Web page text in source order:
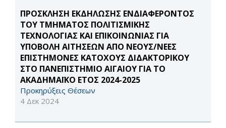
ΠΡΟΣΚΛΗΣΗ ΕΚΔΗΛΩΣΗΣ ΕΝΔΙΑΦΕΡΟΝΤΟΣ
ΤΟΥ ΤΜΗΜΑΤΟΣ ΠΟΛΙΤΙΣΜΙΚΗΣ
ΤΕΧΝΟΛΟΓΙΑΣ ΚΑΙ ΕΠΙΚΟΙΝΩΝΙΑΣ ΓΙΑ
ΥΠΟΒΟΛΗ ΑΙΤΗΣΕΩΝ ΑΠΟ ΝΕΟΥΣ/ΝΕΕΣ
ΕΠΙΣΤΗΜΟΝΕΣ ΚΑΤΟΧΟΥΣ ΔΙΔΑΚΤΟΡΙΚΟΥ
ΣΤΟ ΠΑΝΕΠΙΣΤΗΜΙΟ ΑΙΓΑΙΟΥ ΓΙΑ ΤΟ
ΑΚΑΔΗΜΑΪΚΟ ΕΤΟΣ 2024-2025
Προκηρύξεις Θέσεων
4 Δεκ 2024